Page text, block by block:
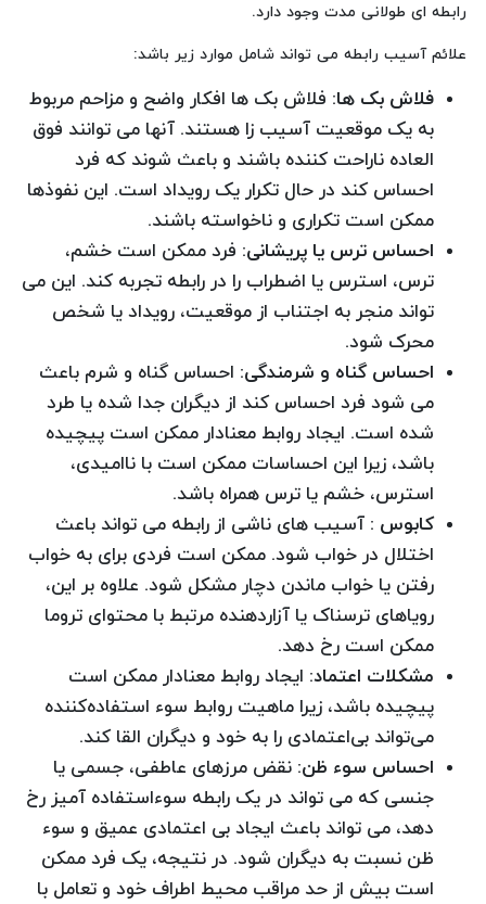
رابطه ای طولانی مدت وجود دارد.
علائم آسیب رابطه می تواند شامل موارد زیر باشد:
فلاش بک ها: فلاش بک ها افکار واضح و مزاحم مربوط
به یک موقعیت آسیب زا هستند. آنها می توانند فوق
العاده ناراحت کننده باشند و باعث شوند که فرد
احساس کند در حال تکرار یک رویداد است. این نفوذها
ممکن است تکراری و ناخواسته باشند.
احساس ترس یا پریشانی: فرد ممکن است خشم،
ترس، استرس یا اضطراب را در رابطه تجربه کند. این می
تواند منجر به اجتناب از موقعیت، رویداد یا شخص
محرک شود.
احساس گناه و شرمندگی: احساس گناه و شرم باعث
می شود فرد احساس کند از دیگران جدا شده یا طرد
شده است. ایجاد روابط معنادار ممکن است پیچیده
باشد، زیرا این احساسات ممکن است با ناامیدی،
استرس، خشم یا ترس همراه باشد.
کابوس : آسیب های ناشی از رابطه می تواند باعث
اختلال در خواب شود. ممکن است فردی برای به خواب
رفتن یا خواب ماندن دچار مشکل شود. علاوه بر این،
رویاهای ترسناک یا آزاردهنده مرتبط با محتوای تروما
ممکن است رخ دهد.
مشکلات اعتماد: ایجاد روابط معنادار ممکن است
پیچیده باشد، زیرا ماهیت روابط سوء استفاده‌کننده
می‌تواند بی‌اعتمادی را به خود و دیگران القا کند.
احساس سوء ظن: نقض مرزهای عاطفی، جسمی یا
جنسی که می تواند در یک رابطه سوءاستفاده آمیز رخ
دهد، می تواند باعث ایجاد بی اعتمادی عمیق و سوء
ظن نسبت به دیگران شود. در نتیجه، یک فرد ممکن
است بیش از حد مراقب محیط اطراف خود و تعامل با